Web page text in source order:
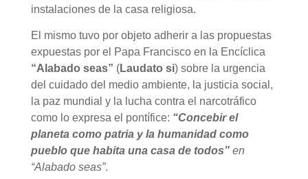
instalaciones de la casa religiosa.
El mismo tuvo por objeto adherir a las propuestas
expuestas por el Papa Francisco en la Encíclica
“Alabado seas” (Laudato si) sobre la urgencia
del cuidado del medio ambiente, la justicia social,
la paz mundial y la lucha contra el narcotráfico
como lo expresa el pontífice: “Concebir el
planeta como patria y la humanidad como
pueblo que habita una casa de todos” en
“Alabado seas”.